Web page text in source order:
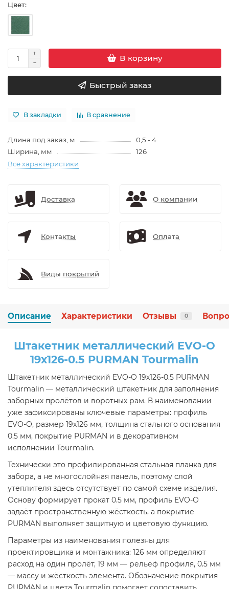
Цвет:
В корзину
Быстрый заказ
В закладки В сравнение
Длина под заказ, м
0,5 - 4
Ширина, мм
126
Все характеристики
Доставка О компании
Контакты Оплата
Виды покрытий
Описание Характеристики Отзывы 0
Штакетник металлический EVO-O
19х126-0.5 PURMAN Tourmalin
Штакетник металлический EVO-O 19х126-0.5 PURMAN
Tourmalin — металлический штакетник для заполнения
заборных пролётов и воротных рам. В наименовании
уже зафиксированы ключевые параметры: профиль
EVO-O, размер 19х126 мм, толщина стального основания
0.5 мм, покрытие PURMAN и в декоративном
исполнении Tourmalin.
Технически это профилированная стальная планка для
забора, а не многослойная панель, поэтому слой
утеплителя здесь отсутствует по самой схеме изделия.
Основу формирует прокат 0.5 мм, профиль EVO-O
задаёт пространственную жёсткость, а покрытие
PURMAN выполняет защитную и цветовую функцию.
Параметры из наименования полезны для
проектировщика и монтажника: 126 мм определяют
расход на один пролёт, 19 мм — рельеф профиля, 0.5 мм
— массу и жёсткость элемента. Обозначение покрытия